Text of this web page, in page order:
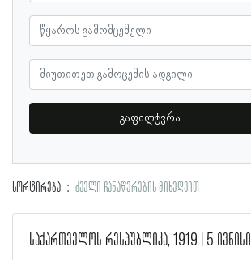
გაფილტვრა
სორტირება ძველი ჩანაწერების მიხედვით
საქართველოს რესპუბლიკა, 1919 | 5 ივნისი